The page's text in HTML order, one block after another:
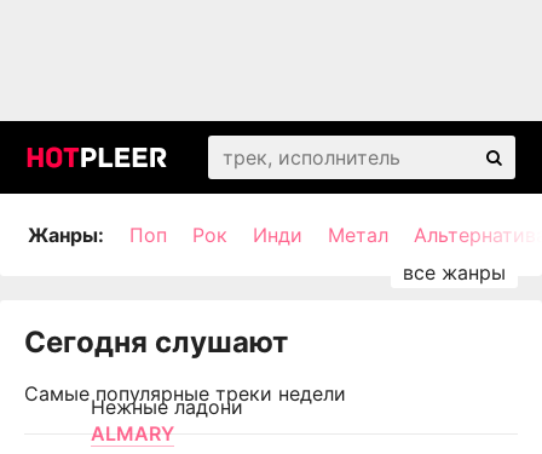
Жанры: Поп Рок Инди Метал
Сегодня слушают
Самые популярные треки недели
Нежные ладони
ALMARY